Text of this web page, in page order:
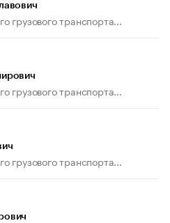
грузового транспорта...
грузового транспорта...
грузового транспорта...